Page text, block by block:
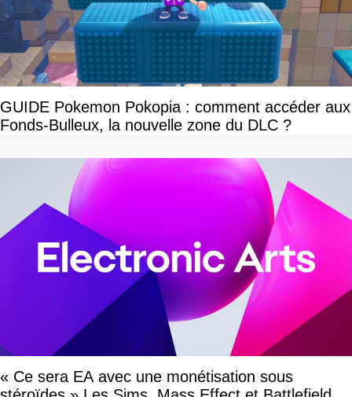
GUIDE Pokemon Pokopia : comment accéder aux
Fonds-Bulleux, la nouvelle zone du DLC ?
« Ce sera EA avec une monétisation sous